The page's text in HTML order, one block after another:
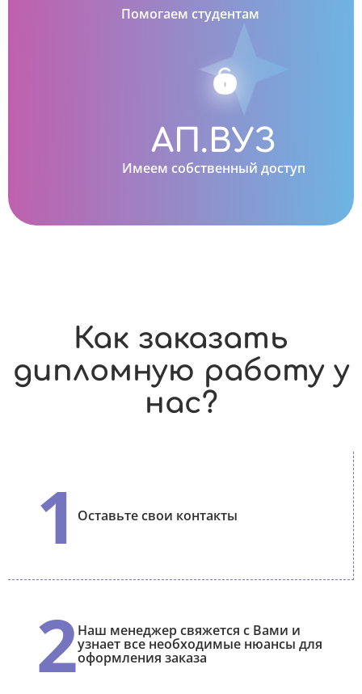
Помогаем студентам
АП.ВУЗ
Имеем собственный доступ
Как заказать
дипломную работу у
нас?
1 Оставьте свои контакты
2Наш менеджер свяжется с Вами и
узнает все необходимые нюансы для
оформления заказа